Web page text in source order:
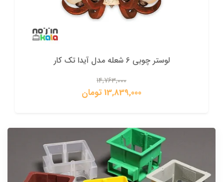
لوستر چوبی 6 شعله مدل آیدا تک کار
14,763,000
13,839,000 تومان